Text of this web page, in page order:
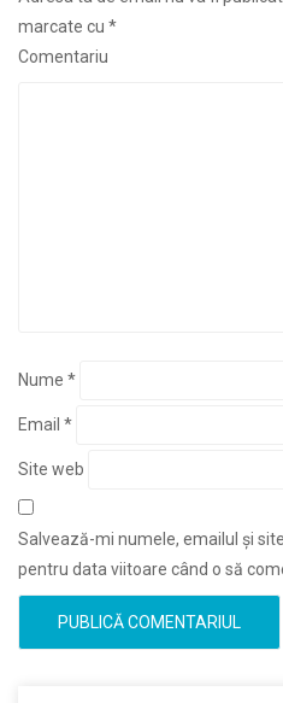
marcate cu *
Comentariu
Nume *
Email *
Site web
Salvează-mi numele, emailul și
pentru data viitoare când o să